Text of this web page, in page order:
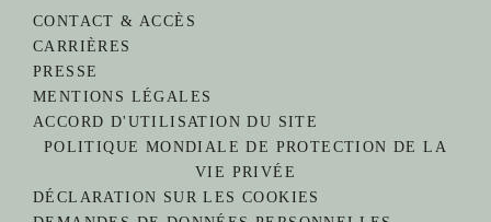
CONTACT & ACCÈS
CARRIÈRES
PRESSE
MENTIONS LÉGALES
ACCORD D'UTILISATION DU SITE
POLITIQUE MONDIALE DE PROTECTION DE LA
VIE PRIVÉE
DÉCLARATION SUR LES COOKIES